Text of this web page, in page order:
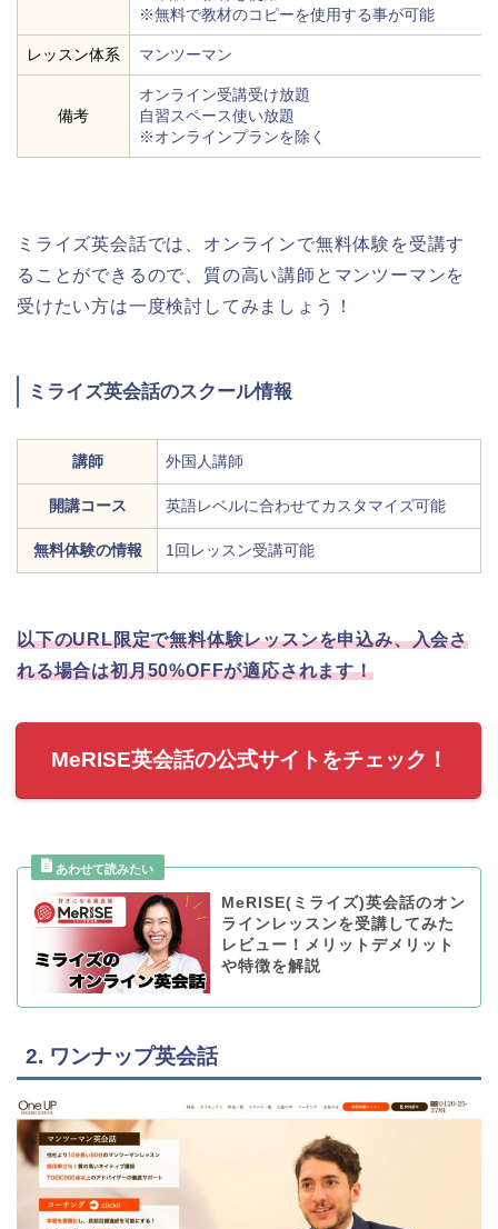
※無料で教材のコピーを使用する事が可能
レッスン体系 マンツーマン
備考
オンライン受講受け放題
自習スペース使い放題
※オンラインプランを除く
ミライズ英会話では、オンラインで無料体験を受講す
ることができるので、質の高い講師とマンツーマンを
受けたい方は一度検討してみましょう！
ミライズ英会話のスクール情報
講師 外国人講師
開講コース 英語レベルに合わせてカスタマイズ可能
無料体験の情報 1回レッスン受講可能
以下のURL限定で無料体験レッスンを申込み、入会さ
れる場合は初月50%OFFが適応されます！
MeRISE英会話の公式サイトをチェック！
MeRISE(ミライズ)英会話のオン
ラインレッスンを受講してみた
レビュー！メリットデメリット
や特徴を解説
2. ワンナップ英会話